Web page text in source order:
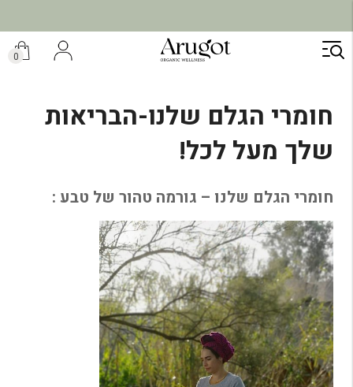
דילוג
לתוכן
0
חומרי הגלם שלנו-הבריאות
שלך מעל לכל!
חומרי הגלם שלנו – גורמה טהור של טבע :